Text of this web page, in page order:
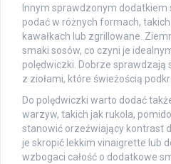
Innym sprawdzonym dodatkiem
podać w różnych formach,
kawałkach lub zgrillowane.
smaki sosów, co czyni je
polędwiczki. Dobrze sprawdzają
z ziołami, które świeżością
Do polędwiczki warto dodać
warzyw, takich jak rukola,
stanowić orzeźwiający kontrast
je skropić lekkim vinaigrette lub
wzbogaci całość o dodatkowe